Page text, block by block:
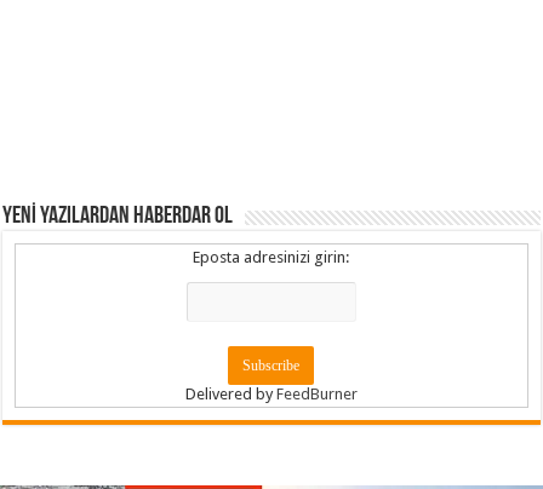
YENİ YAZILARDAN HABERDAR OL
Eposta adresinizi girin:
Delivered byFeedBurner